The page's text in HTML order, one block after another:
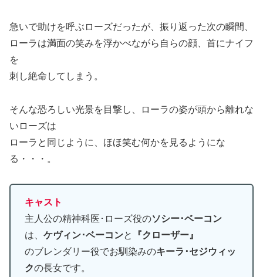
急いで助けを呼ぶローズだったが、振り返った次の瞬間、
ローラは満面の笑みを浮かべながら自らの顔、首にナイフ
を
刺し絶命してしまう。
そんな恐ろしい光景を目撃し、ローラの姿が頭から離れな
いローズは
ローラと同じように、ほほ笑む何かを見るようにな
る・・・。
キャスト
主人公の精神科医･ローズ役のソシー･ベーコン
は、 ケヴィン･ベーコンと
『クローザー』
のブレンダリー役でお馴染みのキーラ･セジウィッ
クの長女です。